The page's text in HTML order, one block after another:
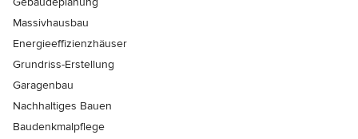
Massivhausbau
Energieeffizienzhäuser
Grundriss-Erstellung
Garagenbau
Nachhaltiges Bauen
Baudenkmalpflege